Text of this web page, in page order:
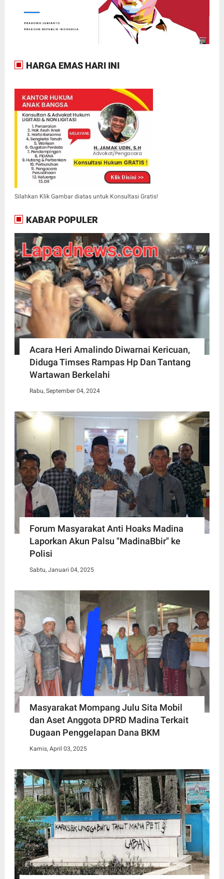
HARGA EMAS HARI INI
Silahkan Klik Gambar diatas untuk Konsultasi Gratis!
KABAR POPULER
Acara Heri Amalindo Diwarnai Kericuan,
Diduga Timses Rampas Hp Dan Tantang
Wartawan Berkelahi
Rabu, September 04, 2024
Forum Masyarakat Anti Hoaks Madina
Laporkan Akun Palsu "MadinaBbir" ke
Polisi
Sabtu, Januari 04, 2025
Masyarakat Mompang Julu Sita Mobil
dan Aset Anggota DPRD Madina Terkait
Dugaan Penggelapan Dana BKM
Kamis, April 03, 2025